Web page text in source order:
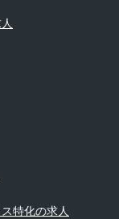
特化の求人